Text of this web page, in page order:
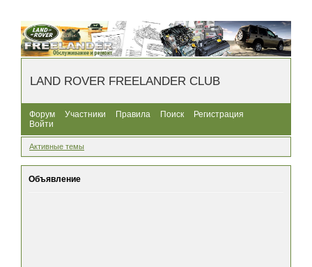
LAND ROVER FREELANDER CLUB
Форум Участники Правила Поиск
Регистрация
Войти
Активные темы
Объявление